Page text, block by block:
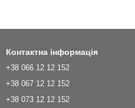
Контактна інформація
+38 066 12 12 152
+38 067 12 12 152
+38 073 12 12 152